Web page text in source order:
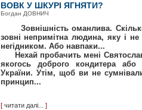
ВОВК У ШКУРІ ЯГНЯТИ?
Богдан ДОВНИЧ
Зовнішність оманлива. Скільки
зовні непримітна людина, яку і
негідником. Або навпаки...
Нехай пробачить мені Святослав
якогось доброго кондитера
України. Утім, щоб ви не
принцип...
[ читати далі... ]